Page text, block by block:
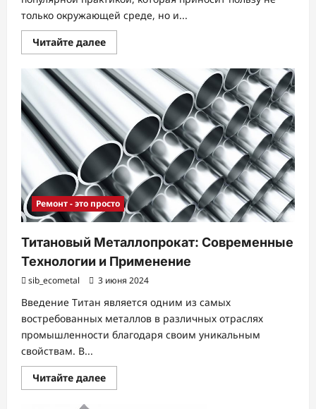
только окружающей среде, но и...
Читайте далееПрочитать
больше
Сдача
металла:
Полезное
дело
для
экологии
и
финансов
Ремонт - это просто
Титановый Металлопрокат: Современные
Технологии и Применение
sib_ecometal 3 июня 2024
Введение Титан является одним из самых
востребованных металлов в различных отраслях
промышленности благодаря своим уникальным
свойствам. В...
Читайте далееПрочитать
больше